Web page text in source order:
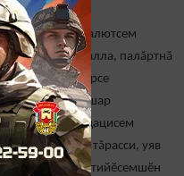
салютсем
вырӑнсем тумалла, палăртнă
килӗштерсе
чухне пушар
рекомендацисем
дежурствăра тăрасси, уяв
уяв мероприятийӗсемшӗн